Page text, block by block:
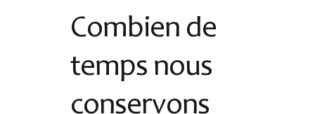
Combien de
temps nous
conservons